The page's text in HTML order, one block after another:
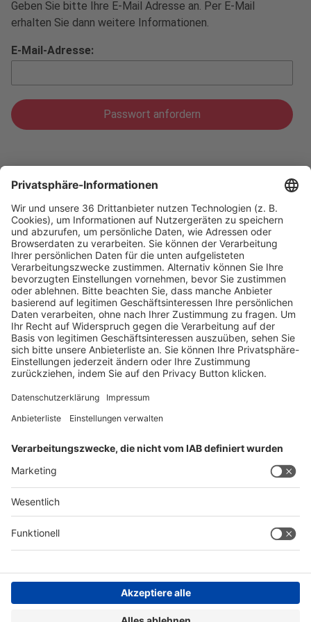
Geben Sie bitte Ihre E-Mail Adresse an. Per E-Mail
erhalten Sie dann weitere Informationen.
E-Mail-Adresse:
Ticket-Hotline:+49 211 / 4560-7600
E-Mail:ticket@messe-duesseldorf.de
(Bitte beachten Sie, dass keine telefonische oder
schriftliche Ticketbestellung möglich ist.)
Datenschutz
Kontakt
Impressum
drupa Homepage
AGB
©
Düsseldorf